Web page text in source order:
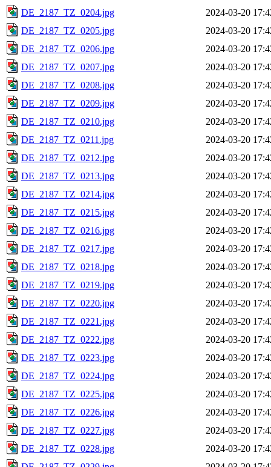
DE_2187_TZ_0204.jpg
2024-03-20
DE_2187_TZ_0205.jpg
2024-03-20
DE_2187_TZ_0206.jpg
2024-03-20
DE_2187_TZ_0207.jpg
2024-03-20
DE_2187_TZ_0208.jpg
2024-03-20
DE_2187_TZ_0209.jpg
2024-03-20
DE_2187_TZ_0210.jpg
2024-03-20
DE_2187_TZ_0211.jpg
2024-03-20
DE_2187_TZ_0212.jpg
2024-03-20
DE_2187_TZ_0213.jpg
2024-03-20
DE_2187_TZ_0214.jpg
2024-03-20
DE_2187_TZ_0215.jpg
2024-03-20
DE_2187_TZ_0216.jpg
2024-03-20
DE_2187_TZ_0217.jpg
2024-03-20
DE_2187_TZ_0218.jpg
2024-03-20
DE_2187_TZ_0219.jpg
2024-03-20
DE_2187_TZ_0220.jpg
2024-03-20
DE_2187_TZ_0221.jpg
2024-03-20
DE_2187_TZ_0222.jpg
2024-03-20
DE_2187_TZ_0223.jpg
2024-03-20
DE_2187_TZ_0224.jpg
2024-03-20
DE_2187_TZ_0225.jpg
2024-03-20
DE_2187_TZ_0226.jpg
2024-03-20
DE_2187_TZ_0227.jpg
2024-03-20
DE_2187_TZ_0228.jpg
2024-03-20